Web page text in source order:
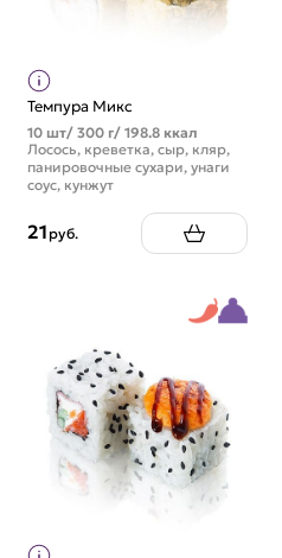
Темпура Микс
10 шт/ 300 г/ 198.8 ккал
Лосось, креветка, сыр, кляр,
панировочные сухари, унаги
соус, кунжут
21 руб.